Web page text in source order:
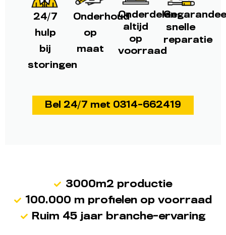
24/7
hulp
bij
storingen
Onderhoud
op
maat
Onderdelen
altijd
op
voorraad
snelle
reparatie
Bel 24/7 met 0314-662419
3000m2 productie
100.000 m profielen op voorraad
Ruim 45 jaar branche-ervaring